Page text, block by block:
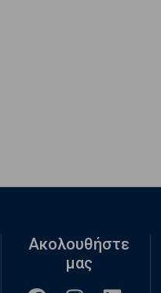
Ακολουθήστε
μας